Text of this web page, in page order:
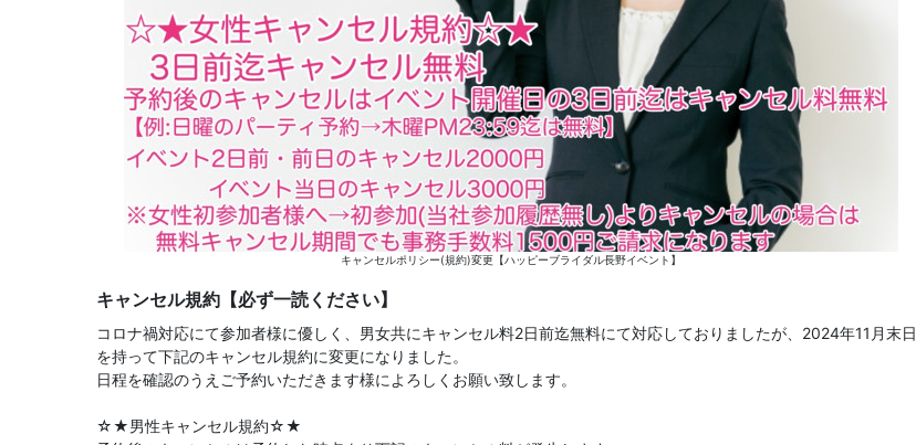
キャンセルポリシー(規約)変更【ハッピーブライダル長野イベント】
キャンセル規約【必ず一読ください】
コロナ禍対応にて参加者様に優しく、男女共にキャンセル料2日前迄無料にて対応しておりましたが、2024年11月末日
を持って下記のキャンセル規約に変更になりました。
日程を確認のうえご予約いただきます様によろしくお願い致します。
☆★男性キャンセル規約☆★